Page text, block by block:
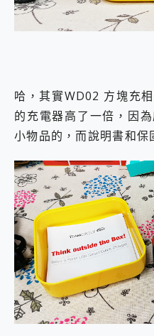
哈，其實WD02 方塊充
的充電器高了一倍，因
小物品的，而說明書和保